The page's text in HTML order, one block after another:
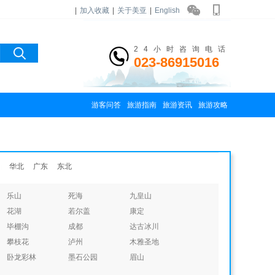
加入收藏 关于美亚 English
24小时咨询电话
023-86915016
游客问答 旅游指南 旅游资讯 旅游攻略
华北 广东 东北
乐山 死海
九皇山
花湖 若尔盖
康定
毕棚沟 成都
达古冰川
攀枝花 泸州
木雅圣地
卧龙彩林 墨石公园
眉山